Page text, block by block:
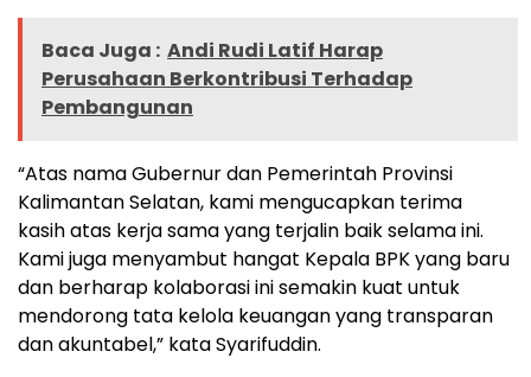
Baca Juga : Andi Rudi Latif Harap
Perusahaan Berkontribusi Terhadap
Pembangunan
“Atas nama Gubernur dan Pemerintah Provinsi
Kalimantan Selatan, kami mengucapkan terima
kasih atas kerja sama yang terjalin baik selama ini.
Kami juga menyambut hangat Kepala BPK yang baru
dan berharap kolaborasi ini semakin kuat untuk
mendorong tata kelola keuangan yang transparan
dan akuntabel,” kata Syarifuddin.